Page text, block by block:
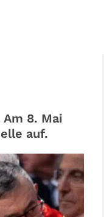
8. Mai
auf.